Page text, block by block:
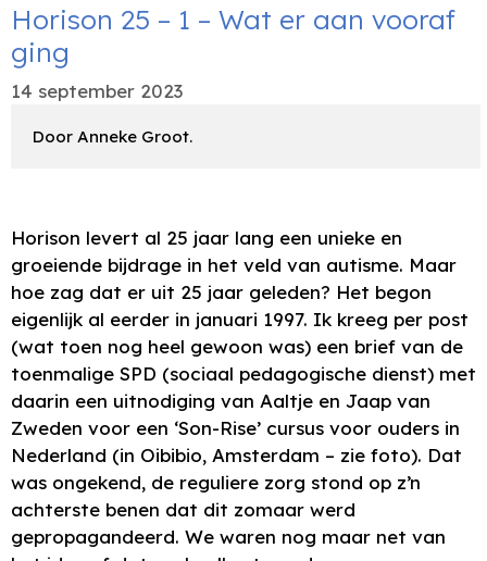
Horison 25 – 1 – Wat er aan vooraf
ging
14 september 2023
Door Anneke Groot.
Horison levert al 25 jaar lang een unieke en
groeiende bijdrage in het veld van autisme. Maar
hoe zag dat er uit 25 jaar geleden? Het begon
eigenlijk al eerder in januari 1997. Ik kreeg per post
(wat toen nog heel gewoon was) een brief van de
toenmalige SPD (sociaal pedagogische dienst) met
daarin een uitnodiging van Aaltje en Jaap van
Zweden voor een ‘Son-Rise’ cursus voor ouders in
Nederland (in Oibibio, Amsterdam – zie foto). Dat
was ongekend, de reguliere zorg stond op z’n
achterste benen dat dit zomaar werd
gepropagandeerd. We waren nog maar net van